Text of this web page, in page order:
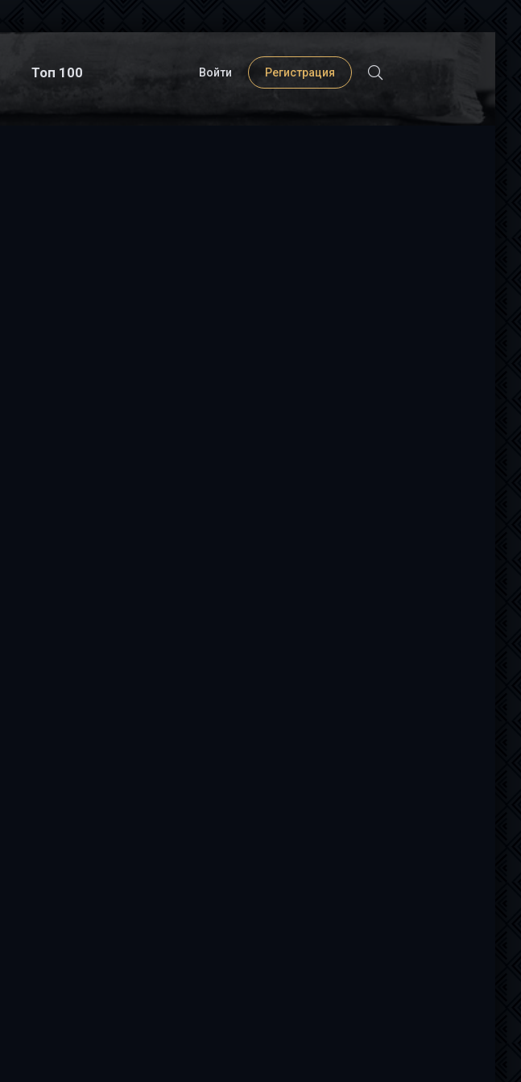
Топ 100 Войти Регистрация